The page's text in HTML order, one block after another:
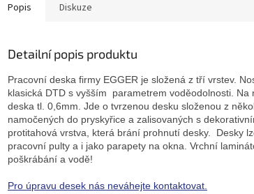
Popis Diskuze
Detailní popis produktu
Pracovní deska firmy EGGER je složená z tří vrstev.
klasická DTD s vyšším parametrem voděodolnosti. Na
deska tl. 0,6mm. Jde o tvrzenou desku složenou z
namočených do pryskyřice a zalisovaných s
protitahová vrstva, která brání prohnutí desky. Desky
pracovní pulty a i jako parapety na okna. Vrchní
poškrábání a vodě!
Pro úpravu desek nás neváhejte kontaktovat.